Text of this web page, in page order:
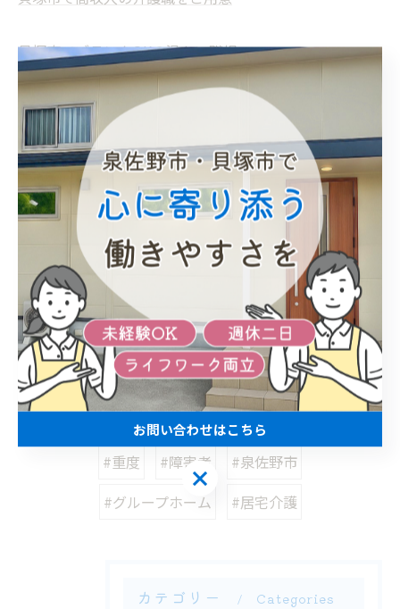
貝塚市でブランクOKの温かい職場
貝塚市で支え合う働きやすい現場
--------------------------------------------------------------------
--
経験者優遇 高収入 ブランクOK 働きやすい
< 前のページ 次のページ >
関連タグ
#重度 #障害者
#泉佐野市
#グループホーム
#​居宅介護
カテゴリー Categories
お問い合わせはこちら
お問い合わせはこちら